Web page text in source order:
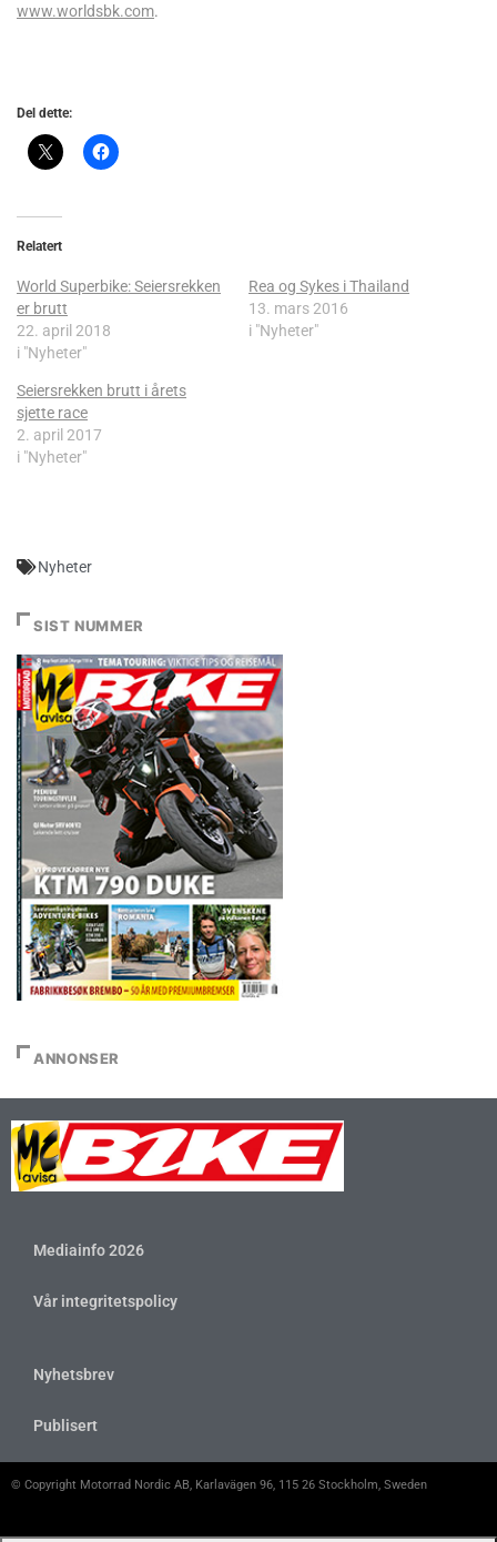
www.worldsbk.com.
Del dette:
Relatert
World Superbike: Seiersrekken
er brutt
22. april 2018
i "Nyheter"
Rea og Sykes i Thailand
13. mars 2016
i "Nyheter"
Seiersrekken brutt i årets
sjette race
2. april 2017
i "Nyheter"
Nyheter
SIST NUMMER
ANNONSER
Mediainfo 2026
Vår integritetspolicy
Nyhetsbrev
Publisert
© Copyright Motorrad Nordic AB, Karlavägen 96, 115 26 Stockholm, Sweden